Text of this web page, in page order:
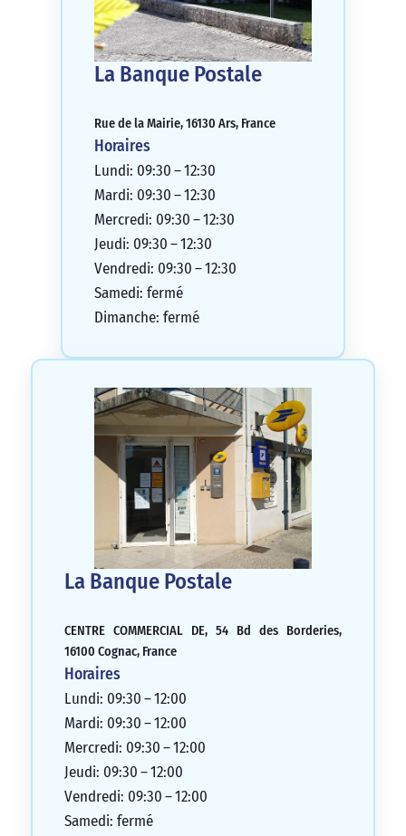
La Banque Postale
Rue de la Mairie, 16130 Ars, France
Horaires
Lundi: 09:30 – 12:30
Mardi: 09:30 – 12:30
Mercredi: 09:30 – 12:30
Jeudi: 09:30 – 12:30
Vendredi: 09:30 – 12:30
Samedi: fermé
Dimanche: fermé
La Banque Postale
CENTRE COMMERCIAL DE, 54 Bd des Borderies,
16100 Cognac, France
Horaires
Lundi: 09:30 – 12:00
Mardi: 09:30 – 12:00
Mercredi: 09:30 – 12:00
Jeudi: 09:30 – 12:00
Vendredi: 09:30 – 12:00
Samedi: fermé